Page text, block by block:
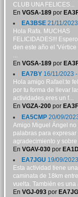
CLUB UNA FELICES...
En VGSA-189por
EA3BSE21/11/
Hola Rafa. MUCHAS
FELICIDADES!!!
den este año el 'Vértice
...
En VGSA-189por
EA7BY16/11/2023
Hola amigo Rafael:te
por tu forma de llevar
actividades,eres un f...
En VGZA-200por
EA5CMP20/09/
Amigo Miguel Ángel no
palabras para expresar
agradecimiento y sobre
En VGAV-030por
EA7JGU 19/09/
Esta actividad tiene una
caminata de 18km
vuelta. También es una
En VGJ-093por